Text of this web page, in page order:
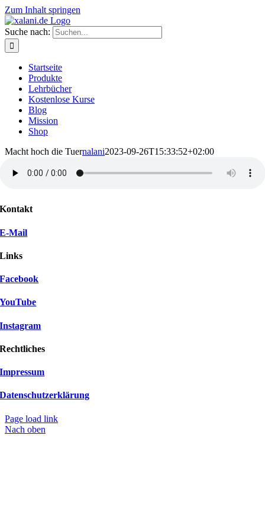
Zum Inhalt springen
Suche nach:
Startseite
Produkte
Lehrbücher
Kostenlose Kurse
Blog
Mission
Shop
Macht hoch die Tuernalani2023-09-26T15:33:52+02:00
Kontakt
E-Mail
Links
Facebook
YouTube
Instagram
Rechtliches
Impressum
Datenschutzerklärung
Page load link
Nach oben